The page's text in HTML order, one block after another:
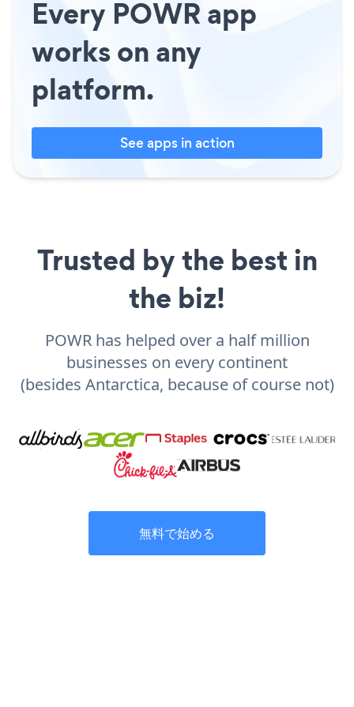
Every POWR app
works on any
platform.
See apps in action
Trusted by the best in
the biz!
POWR has helped over a half million
businesses on every continent
(besides Antarctica, because of course not)
無料で始める